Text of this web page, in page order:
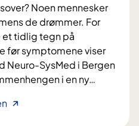
e
?
n
e
n
Noen mennesker
de drømmer. For
tidlig tegn på
før symptomene viser
Neuro-SysMed i Bergen
i en ny…
K